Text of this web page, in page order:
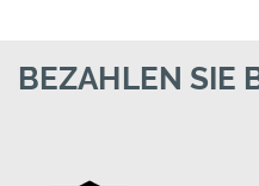
BEZAHLEN SIE